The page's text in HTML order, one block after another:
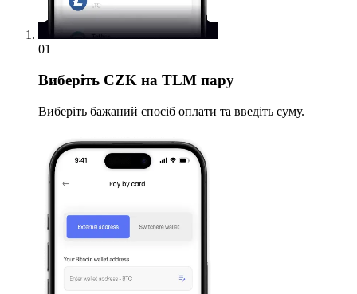
01
Виберіть CZK на TLM пару
Виберіть бажаний спосіб оплати та введіть суму.